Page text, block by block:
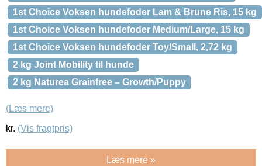
1st Choice Voksen hundefoder Lam & Brune Ris, 15 kg
1st Choice Voksen hundefoder Medium/Large, 15 kg
1st Choice Voksen hundefoder Toy/Small, 2,72 kg
2 kg Joint Mobility til hunde
2 kg Naturea Grainfree – Growth/Puppy
(Læs mere)
kr. (Vis fragtpris)
Læs mere »